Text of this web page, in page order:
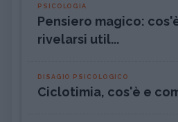
PSICOLOGIA
Pensiero magico:
rivelarsi util...
DISAGIO PSICOLOGICO
Ciclotimia, cos'è e